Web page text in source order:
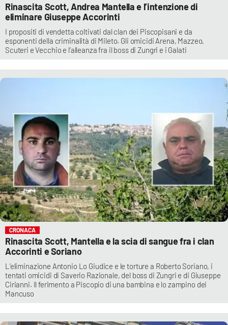
Rinascita Scott, Andrea Mantella e l’intenzione di
eliminare Giuseppe Accorinti
I propositi di vendetta coltivati dal clan dei Piscopisani e da
esponenti della criminalità di Mileto. Gli omicidi Arena, Mazzeo,
Scuteri e Vecchio e l’alleanza fra il boss di Zungri e i Galati
CRONACA
Rinascita Scott, Mantella e la scia di sangue fra i clan
Accorinti e Soriano
L’eliminazione Antonio Lo Giudice e le torture a Roberto Soriano, i
tentati omicidi di Saverio Razionale, del boss di Zungri e di Giuseppe
Cirianni. Il ferimento a Piscopio di una bambina e lo zampino dei
Mancuso